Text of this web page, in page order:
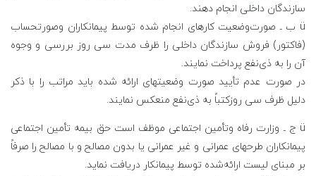
سازندگان داخلی انجام دهند.
ü ب ـ صورت‌وضعیت کارهای انجام شده توسط پیمانکاران وصورتحساب
(فاکتور) فروش سازندگان داخلی را ظرف مدت سی روز بررسی و وجوه
آن را به ذی‌نفع پرداخت نمایند.
در صورت عدم تأیید صورت وضعیتهای ارائه شده باید مراتب را با ذکر
دلیل ظرف سی روزکتباً به ذی‌نفع منعکس نمایند.
ü ج ـ وزارت رفاه وتأمین اجتماعی موظف است حق بیمه تأمین اجتماعی
پیمانکاران طرحهای عمرانی و غیر عمرانی یا بدون مصالح و با مصالح را صرفاً
بر مبنای لیست ارائه‌شده توسط پیمانکار دریافت نماید.